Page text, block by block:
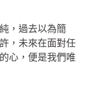
，過去以為簡
，未來在面對任
心，便是我們唯